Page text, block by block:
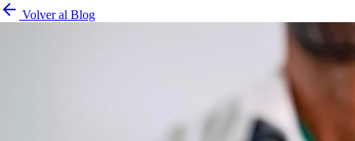
Volver al Blog